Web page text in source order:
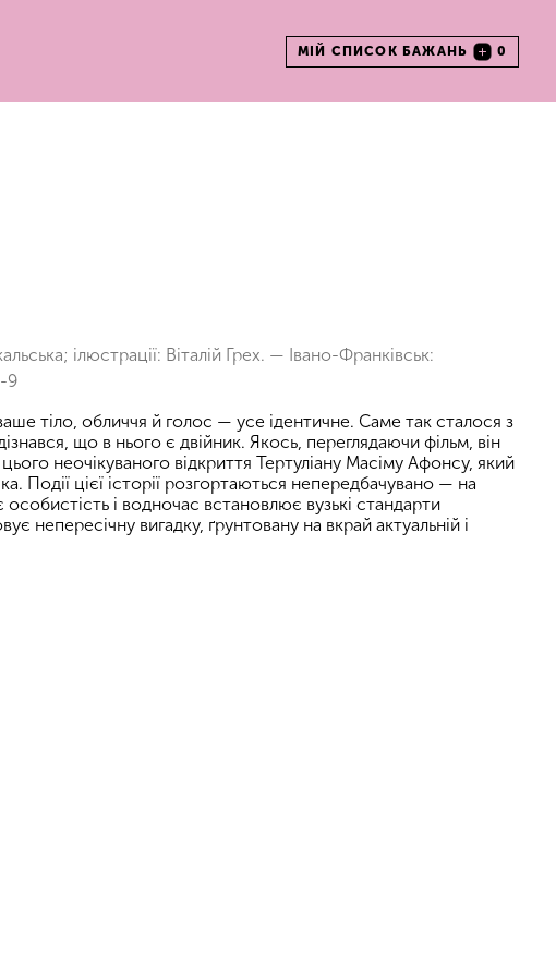
МІЙ СПИСОК БАЖАНЬ 0
ілюстрації: Віталій Грех. — Івано-Франківськ:
9
тіло, обличчя й голос — усе ідентичне. Саме так сталося з
що в нього є двійник. Якось, переглядаючи фільм, він
неочікуваного відкриття Тертуліану Масіму Афонсу, який
Події цієї історії розгортаються непередбачувано — на
особистість і водночас встановлює вузькі стандарти
непересічну вигадку, ґрунтовану на вкрай актуальній і